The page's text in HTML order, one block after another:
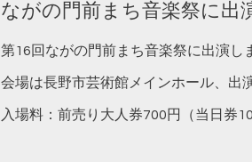
ながの門前まち音楽祭に出
第16回ながの門前まち音楽祭に出演し
会場は長野市芸術館メインホール、出
入場料：前売り大人券700円（当日券